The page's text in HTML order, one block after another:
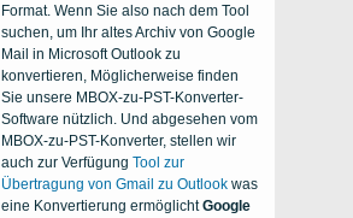
Format. Wenn Sie also nach dem Tool
suchen, um Ihr altes Archiv von Google
Mail in Microsoft Outlook zu
konvertieren, Möglicherweise finden
Sie unsere MBOX-zu-PST-Konverter-
Software nützlich. Und abgesehen vom
MBOX-zu-PST-Konverter, stellen wir
auch zur Verfügung Tool zur
Übertragung von Gmail zu Outlook was
eine Konvertierung ermöglichtGoogle